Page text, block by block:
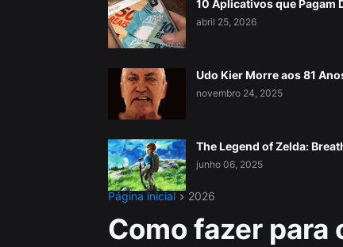
10 Aplicativos que Pagam
abril 25, 2026
Udo Kier Morre aos 81
novembro 24, 2025
The Legend of Zelda:
junho 06, 2025
Página inicial 2026
Como fazer